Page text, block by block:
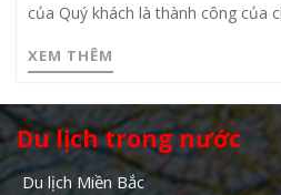
của Quý khách là thành công của
XEM THÊM
Du lịch trong nước
Du lịch Miền Bắc